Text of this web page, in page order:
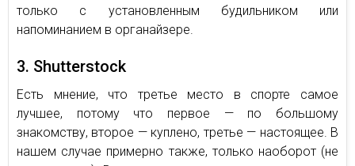
только с установленным будильником или
напоминанием в органайзере.
3. Shutterstock
Есть мнение, что третье место в спорте самое
лучшее, потому что первое — по большому
знакомству, второе — куплено, третье — настоящее. В
нашем случае примерно также, только наоборот (не